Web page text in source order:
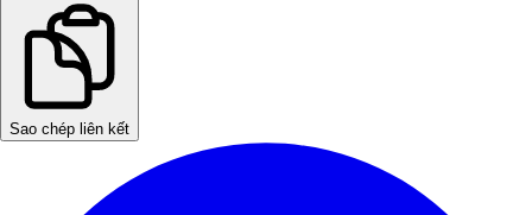
Sao chép liên kết